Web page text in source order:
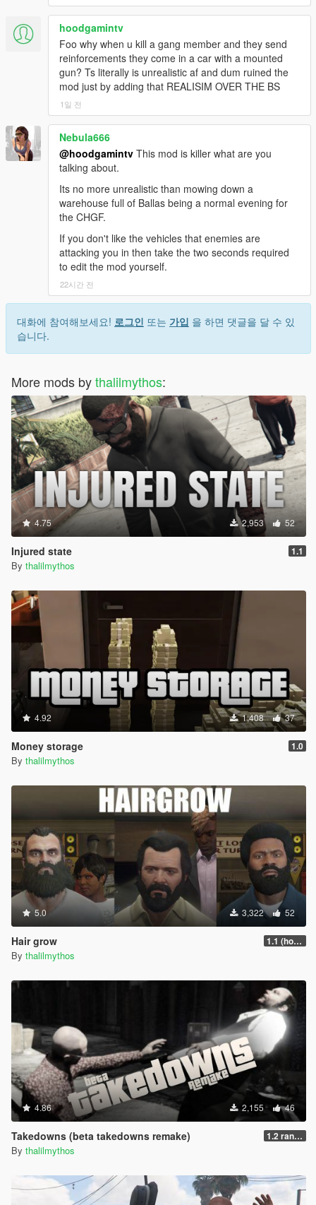
hoodgamintv
Foo why when u kill a gang member and they send
reinforcements they come in a car with a mounted
gun? Ts literally is unrealistic af and dum ruined the
mod just by adding that REALISIM OVER THE BS
1일 전
Nebula666
@hoodgamintv This mod is killer what are you
talking about.
Its no more unrealistic than mowing down a
warehouse full of Ballas being a normal evening for
the CHGF.
If you don't like the vehicles that enemies are
attacking you in then take the two seconds required
to edit the mod yourself.
22시간 전
대화에 참여해보세요! 로그인 또는 가입 을 하면 댓글을 달 수 있
습니다.
More mods bythalilmythos:
4.75 2,953 52
Injured state 1.1
By thalilmythos
4.92 1,408 37
Money storage 1.0
By thalilmythos
5.0 3,322 52
Hair grow 1.1 (hotfix)
By thalilmythos
4.86 2,155 46
Takedowns (beta takedowns remake) 1.2 randomization
By thalilmythos